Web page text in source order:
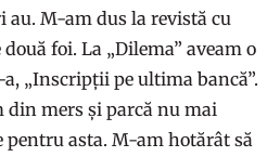
au. M-am dus la revistă cu
foi. La „Dilema” aveam o
„Inscripții pe ultima bancă”.
mers și parcă nu mai
pentru asta. M-am hotărât să